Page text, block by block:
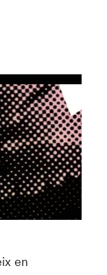
en